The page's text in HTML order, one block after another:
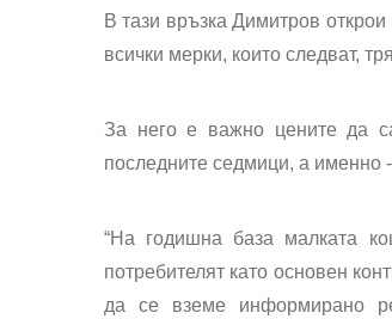
В тази връзка Димитров
всички мерки, които следват,
За него е важно цените да
последните седмици, а именно
“На годишна база малката
потребителят като основен
да се вземе информирано